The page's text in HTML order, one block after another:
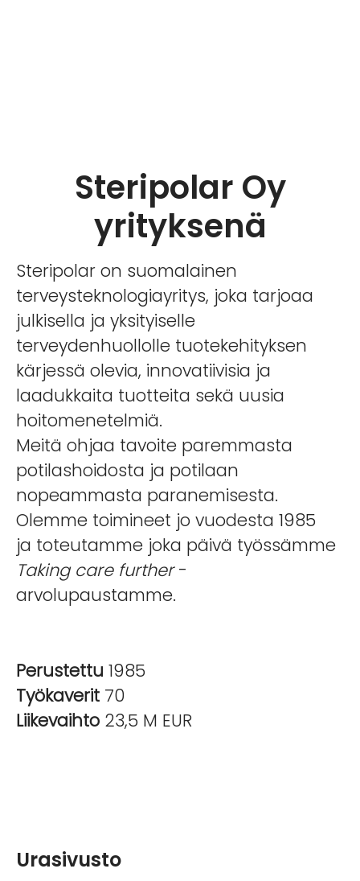
Steripolar Oy
yrityksenä
Steripolar on suomalainen
terveysteknologiayritys, joka tarjoaa
julkisella ja yksityiselle
terveydenhuollolle tuotekehityksen
kärjessä olevia, innovatiivisia ja
laadukkaita tuotteita sekä uusia
hoitomenetelmiä.
Meitä ohjaa tavoite paremmasta
potilashoidosta ja potilaan
nopeammasta paranemisesta.
Olemme toimineet jo vuodesta 1985
ja toteutamme joka päivä työssämme
Taking care further-
arvolupaustamme.
Perustettu 1985
Työkaverit 70
Liikevaihto 23,5 M EUR
Urasivusto